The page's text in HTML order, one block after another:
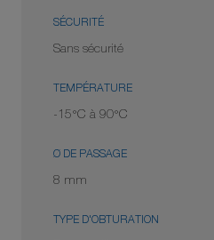
SÉCURITÉ
Sans sécurité
TEMPÉRATURE
-15°C à 90°C
Ø DE PASSAGE
8 mm
TYPE D'OBTURATION